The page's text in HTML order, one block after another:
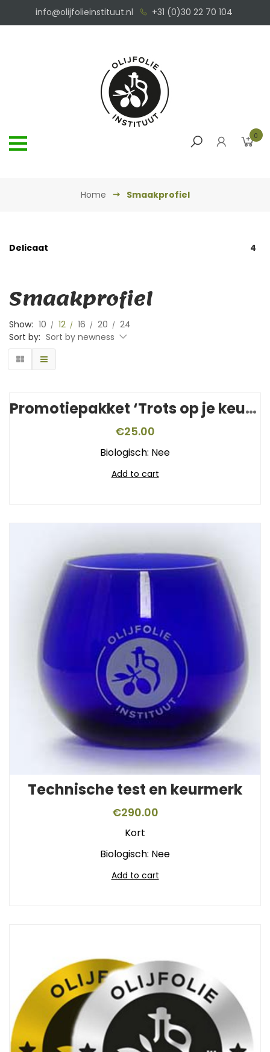
info@olijfolieinstituut.nl +31 (0)30 22 70 104
0
Home Smaakprofiel
Delicaat 4
Smaakprofiel
Show: 10 12 16 20
24
Sort by: Sort by newness
Promotiepakket ‘Trots op je keurmerk’
€25.00
Biologisch: Nee
Add to cart
Technische test en keurmerk
€290.00
Kort
Biologisch: Nee
Add to cart